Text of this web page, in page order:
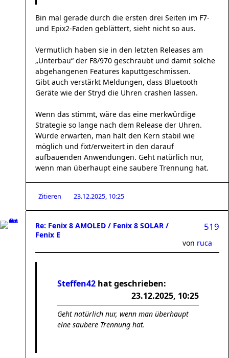
Bin mal gerade durch die ersten drei Seiten im F7-
und Epix2-Faden geblättert, sieht nicht so aus.
Vermutlich haben sie in den letzten Releases am
„Unterbau“ der F8/970 geschraubt und damit solche
abgehangenen Features kaputtgeschmissen.
Gibt auch verstärkt Meldungen, dass Bluetooth
Geräte wie der Stryd die Uhren crashen lassen.
Wenn das stimmt, wäre das eine merkwürdige
Strategie so lange nach dem Release der Uhren.
Würde erwarten, man hält den Kern stabil wie
möglich und fixt/erweitert in den darauf
aufbauenden Anwendungen. Geht natürlich nur,
wenn man überhaupt eine saubere Trennung hat.
Zitieren 23.12.2025, 10:25
Re: Fenix 8 AMOLED / Fenix 8 SOLAR /
Fenix E
519
von ruca
Steffen42 hat geschrieben:
23.12.2025, 10:25
Geht natürlich nur, wenn man überhaupt
eine saubere Trennung hat.